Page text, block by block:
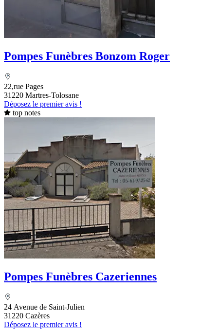
Pompes Funèbres Bonzom Roger
22,rue Pages
31220 Martres-Tolosane
Déposez le premier avis !
top notes
Pompes Funèbres Cazeriennes
24 Avenue de Saint-Julien
31220 Cazères
Déposez le premier avis !